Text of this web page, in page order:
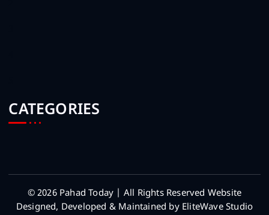
CATEGORIES
© 2026 Pahad Today | All Rights Reserved Website
Designed, Developed & Maintained by EliteWave Studio